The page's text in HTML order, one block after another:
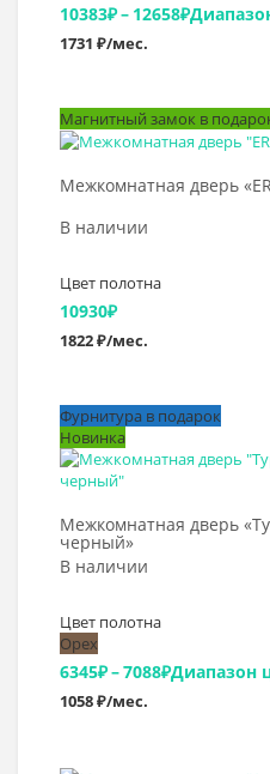
10383₽– 12658₽
1731 ₽/мес.
Магнитный замок в
Межкомнатная дверь
В наличии
Цвет полотна
10930₽
1822 ₽/мес.
Фурнитура в подарок
Новинка
Межкомнатная дверь
черный»
В наличии
Цвет полотна
Орех
6345₽–7088₽Диапазон
1058 ₽/мес.